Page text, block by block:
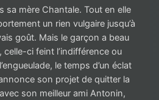
sa mère Chantale. Tout en elle
un rien vulgaire jusqu’à
goût. Mais le garçon a beau
celle-ci feint l’indifférence ou
le temps d’un éclat
son projet de quitter la
son meilleur ami Antonin,